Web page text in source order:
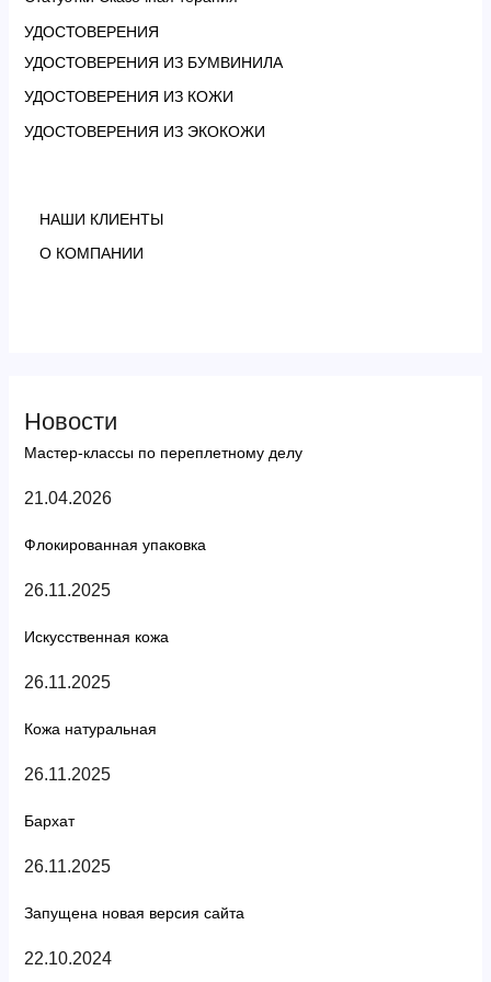
УДОСТОВЕРЕНИЯ
УДОСТОВЕРЕНИЯ ИЗ БУМВИНИЛА
УДОСТОВЕРЕНИЯ ИЗ КОЖИ
УДОСТОВЕРЕНИЯ ИЗ ЭКОКОЖИ
НАШИ КЛИЕНТЫ
О КОМПАНИИ
Новости
Мастер-классы по переплетному делу
21.04.2026
Флокированная упаковка
26.11.2025
Искусственная кожа
26.11.2025
Кожа натуральная
26.11.2025
Бархат
26.11.2025
Запущена новая версия сайта
22.10.2024